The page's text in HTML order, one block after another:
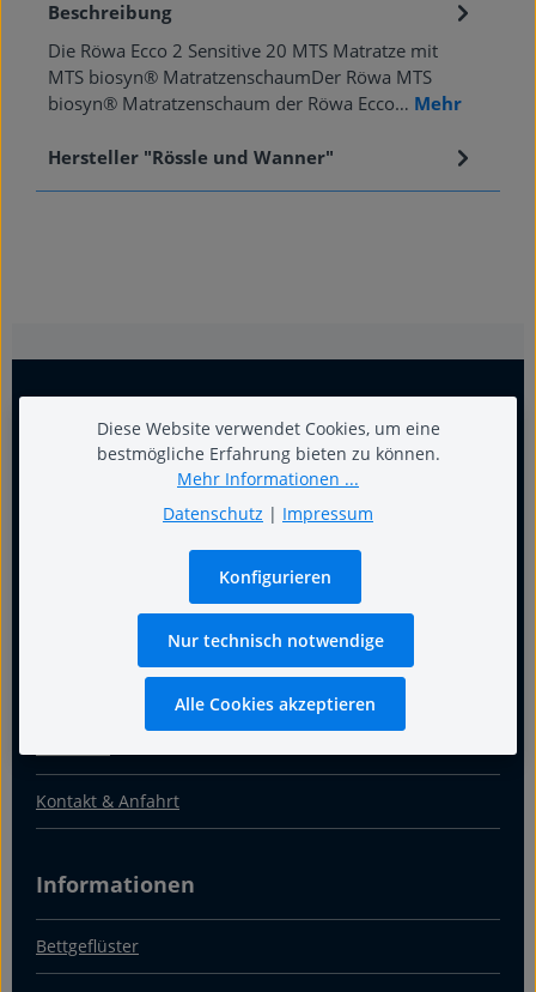
Beschreibung
Die Röwa Ecco 2 Sensitive 20 MTS Matratze mit
MTS biosyn® MatratzenschaumDer Röwa MTS
biosyn® Matratzenschaum der Röwa Ecco… Mehr
Hersteller "Rössle und Wanner"
Warum Fachgeschäft
Kontakt & Anfahrt
Informationen
Bettgeflüster
Diese Website verwendet Cookies, um eine
bestmögliche Erfahrung bieten zu können.
Mehr Informationen ...
Datenschutz | Impressum
Nur technisch notwendige
Konfigurieren
Alle Cookies akzeptieren